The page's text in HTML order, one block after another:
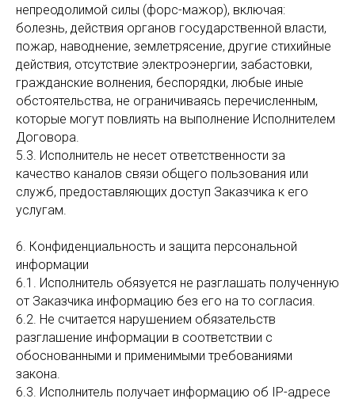
непреодолимой силы (форс-мажор), включая:
болезнь, действия органов государственной власти,
пожар, наводнение, землетрясение, другие стихийные
действия, отсутствие электроэнергии, забастовки,
гражданские волнения, беспорядки, любые иные
обстоятельства, не ограничиваясь перечисленным,
которые могут повлиять на выполнение Исполнителем
Договора.
5.3. Исполнитель не несет ответственности за
качество каналов связи общего пользования или
служб, предоставляющих доступ Заказчика к его
услугам.
6. Конфиденциальность и защита персональной
информации
6.1. Исполнитель обязуется не разглашать полученную
от Заказчика информацию без его на то согласия.
6.2. Не считается нарушением обязательств
разглашение информации в соответствии с
обоснованными и применимыми требованиями
закона.
6.3. Исполнитель получает информацию об IP-адресе